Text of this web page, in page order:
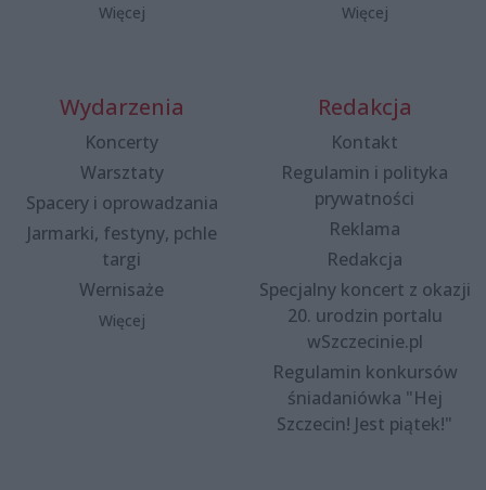
Więcej Więcej
Wydarzenia
Koncerty
Warsztaty
Spacery i oprowadzania
Jarmarki, festyny, pchle
targi
Wernisaże
Więcej
Redakcja
Kontakt
Regulamin i polityka
prywatności
Reklama
Redakcja
Specjalny koncert z okazji
20. urodzin portalu
wSzczecinie.pl
Regulamin konkursów
śniadaniówka "Hej
Szczecin! Jest piątek!"